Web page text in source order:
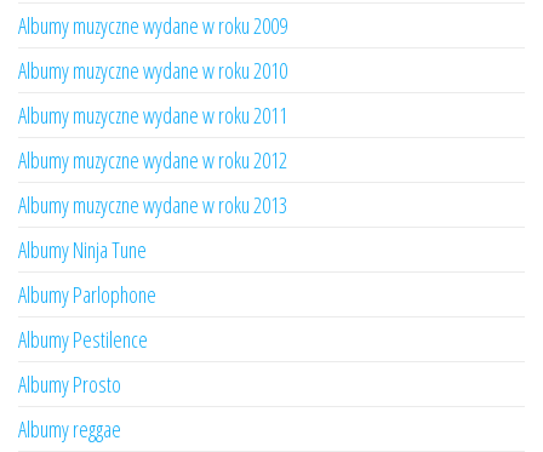
Albumy muzyczne wydane w roku 2009
Albumy muzyczne wydane w roku 2010
Albumy muzyczne wydane w roku 2011
Albumy muzyczne wydane w roku 2012
Albumy muzyczne wydane w roku 2013
Albumy Ninja Tune
Albumy Parlophone
Albumy Pestilence
Albumy Prosto
Albumy reggae